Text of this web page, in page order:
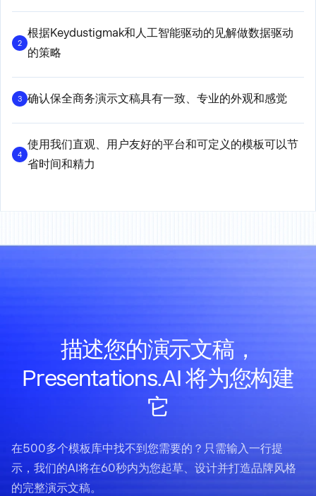
2
根据Keydustigmak和人工智能驱动的见解做数据驱动
的策略
3 确认保全商务演示文稿具有一致、专业的外观和感觉
4
使用我们直观、用户友好的平台和可定义的模板可以节
省时间和精力
描述您的演示文稿，
Presentations.AI 将为您构建
它
在500多个模板库中找不到您需要的？只需输入一行提
示，我们的AI将在60秒内为您起草、设计并打造品牌风格
的完整演示文稿。